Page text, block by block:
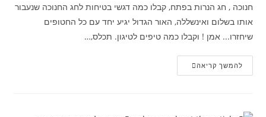
חנוכה , חג הנרות בפתח, קבלו כמה דגשי בטיחות לחג החנוכה שנעבור
אותו בשלום ואינשללה, האור הגדול יגיע יחד עם כל החטופים
שיחזרו... אמן ! וקבלו כמה טיפים לטיגון. תכלס,…
להמשך קריאהחנוכה
–